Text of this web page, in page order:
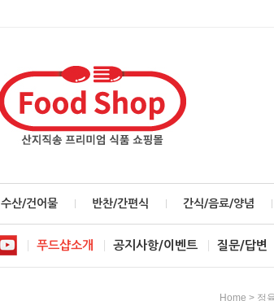
수산/건어물 반찬/간편식 간식/음료/양념
푸드샵소개 공지사항/이벤트 질문/답변
Home > 정